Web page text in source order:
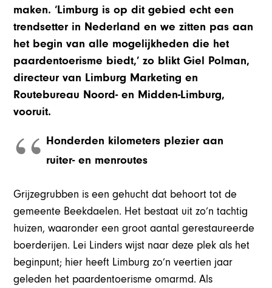
maken. ‘Limburg is op dit gebied echt een
trendsetter in Nederland en we zitten pas aan
het begin van alle mogelijkheden die het
paardentoerisme biedt,’ zo blikt Giel Polman,
directeur van Limburg Marketing en
Routebureau Noord- en Midden-Limburg,
vooruit.
Honderden kilometers plezier aan
ruiter- en menroutes
Grijzegrubben is een gehucht dat behoort tot de
gemeente Beekdaelen. Het bestaat uit zo’n tachtig
huizen, waaronder een groot aantal gerestaureerde
boerderijen. Lei Linders wijst naar deze plek als het
beginpunt; hier heeft Limburg zo’n veertien jaar
geleden het paardentoerisme omarmd. Als